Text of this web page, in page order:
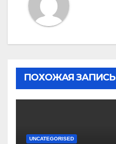
ПОХОЖАЯ ЗАПИСЬ
UNCATEGORISED